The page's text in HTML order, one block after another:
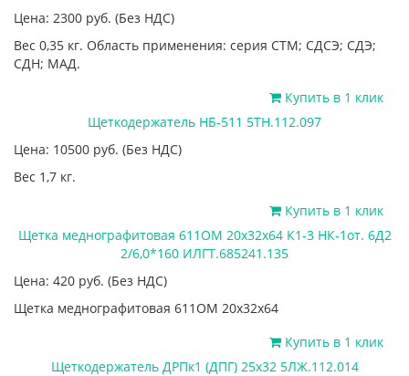
Цена: 2300 руб. (Без НДС)
Вес 0,35 кг. Область применения: серия СТМ; СДСЭ; СДЭ;
СДН; МАД.
Купить в 1 клик
Щеткодержатель НБ-511 5ТН.112.097
Цена: 10500 руб. (Без НДС)
Вес 1,7 кг.
Купить в 1 клик
Щетка меднографитовая 611ОМ 20х32х64 К1-3 НК-1от. 6Д2
2/6,0*160 ИЛГТ.685241.135
Цена: 420 руб. (Без НДС)
Щетка меднографитовая 611ОМ 20х32х64
Купить в 1 клик
Щеткодержатель ДРПк1 (ДПГ) 25х32 5ЛЖ.112.014